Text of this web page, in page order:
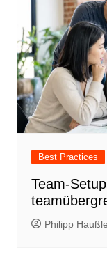
Best Practices
Team-
Philipp